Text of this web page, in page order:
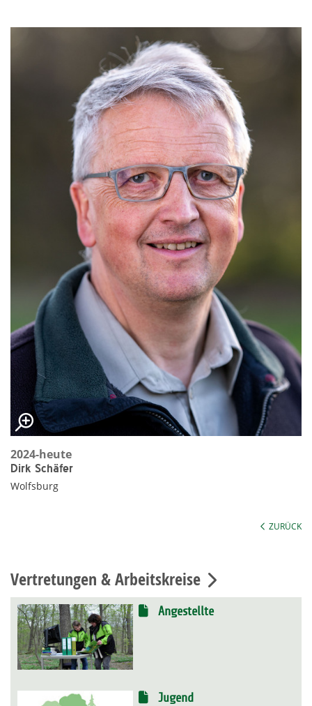
2024-heute
Dirk Schäfer
Wolfsburg
ZURÜCK
Vertretungen & Arbeitskreise
Angestellte
Jugend